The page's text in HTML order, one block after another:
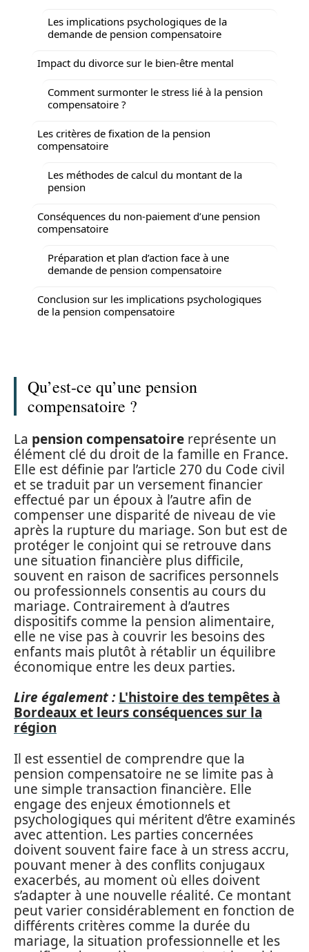
Les implications psychologiques de la
demande de pension compensatoire
Impact du divorce sur le bien-être mental
Comment surmonter le stress lié à la pension
compensatoire ?
Les critères de fixation de la pension
compensatoire
Les méthodes de calcul du montant de la
pension
Conséquences du non-paiement d’une pension
compensatoire
Préparation et plan d’action face à une
demande de pension compensatoire
Conclusion sur les implications psychologiques
de la pension compensatoire
Qu’est-ce qu’une pension
compensatoire ?
La pension compensatoire représente un
élément clé du droit de la famille en France.
Elle est définie par l’article 270 du Code civil
et se traduit par un versement financier
effectué par un époux à l’autre afin de
compenser une disparité de niveau de vie
après la rupture du mariage. Son but est de
protéger le conjoint qui se retrouve dans
une situation financière plus difficile,
souvent en raison de sacrifices personnels
ou professionnels consentis au cours du
mariage. Contrairement à d’autres
dispositifs comme la pension alimentaire,
elle ne vise pas à couvrir les besoins des
enfants mais plutôt à rétablir un équilibre
économique entre les deux parties.
Lire également : L'histoire des tempêtes à
Bordeaux et leurs conséquences sur la
région
Il est essentiel de comprendre que la
pension compensatoire ne se limite pas à
une simple transaction financière. Elle
engage des enjeux émotionnels et
psychologiques qui méritent d’être examinés
avec attention. Les parties concernées
doivent souvent faire face à un stress accru,
pouvant mener à des conflits conjugaux
exacerbés, au moment où elles doivent
s’adapter à une nouvelle réalité. Ce montant
peut varier considérablement en fonction de
différents critères comme la durée du
mariage, la situation professionnelle et les